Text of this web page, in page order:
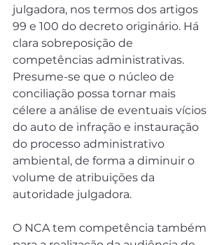
julgadora, nos termos dos artigos
99 e 100 do decreto originário. Há
clara sobreposição de
competências administrativas.
Presume-se que o núcleo de
conciliação possa tornar mais
célere a análise de eventuais vícios
do auto de infração e instauração
do processo administrativo
ambiental, de forma a diminuir o
volume de atribuições da
autoridade julgadora.
O NCA tem competência também